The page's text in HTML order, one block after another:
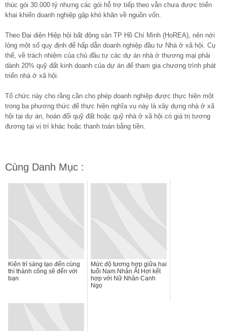
thúc gói 30.000 tỷ nhưng các gói hỗ trợ tiếp theo vẫn chưa được triển
khai khiến doanh nghiệp gặp khó khăn về nguồn vốn.
Theo Đại diện Hiệp hội bất động sản TP Hồ Chí Minh (HoREA), nên nới
lỏng một số quy định để hấp dẫn doanh nghiệp đầu tư Nhà ở xã hội. Cụ
thể, về trách nhiệm của chủ đầu tư các dự án nhà ở thương mại phải
dành 20% quỹ đất kinh doanh của dự án để tham gia chương trình phát
triển nhà ở xã hội.
Tổ chức này cho rằng cần cho phép doanh nghiệp được thực hiện một
trong ba phương thức để thực hiện nghĩa vụ này là xây dựng nhà ở xã
hội tại dự án, hoán đổi quỹ đất hoặc quỹ nhà ở xã hội có giá trị tương
đương tại vị trí khác hoặc thanh toán bằng tiền.
Cùng Danh Mục :
Kiên trì sáng tạo đến cùng
thì thành công sẽ đến với
bạn
Mức độ tương hợp giữa hai
tuổi Nam Nhân Ất Hợi kết
hợp với Nữ Nhân Canh
Ngọ